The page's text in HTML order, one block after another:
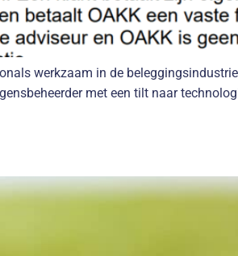
werkzaam in de
met een tilt naar